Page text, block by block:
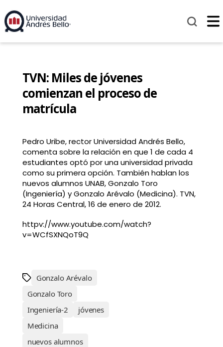
TVN: Miles de jóvenes
comienzan el proceso de
matrícula
Pedro Uribe, rector Universidad Andrés Bello,
comenta sobre la relación en que 1 de cada 4
estudiantes optó por una universidad privada
como su primera opción. También hablan los
nuevos alumnos UNAB, Gonzalo Toro
(Ingeniería) y Gonzalo Arévalo (Medicina). TVN,
24 Horas Central, 16 de enero de 2012.
httpv://www.youtube.com/watch?
v=WCfSXNQoT9Q
Gonzalo Arévalo
Gonzalo Toro
Ingeniería-2
jóvenes
Medicina
nuevos alumnos